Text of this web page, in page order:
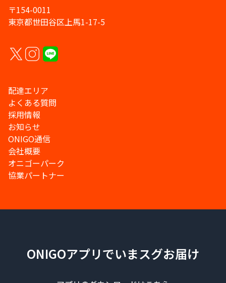
〒154-0011
東京都世田谷区上馬1-17-5
配達エリア
よくある質問
採用情報
お知らせ
ONIGO通信
会社概要
オニゴーパーク
協業パートナー
ONIGOアプリでいまスグお届け